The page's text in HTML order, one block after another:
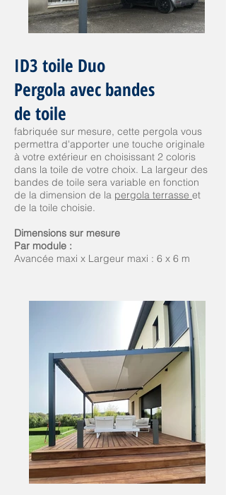
ID3 toile Duo
Pergola avec bandes
de toile
fabriquée sur mesure, cette pergola vous
permettra d'apporter une touche originale
à votre extérieur en choisissant 2 coloris
dans la toile de votre choix. La largeur des
bandes de toile sera variable en fonction
de la dimension de la pergola terrasse et
de la toile choisie.
Dimensions sur mesure
Par module :
Avancée maxi x Largeur maxi : 6 x 6 m